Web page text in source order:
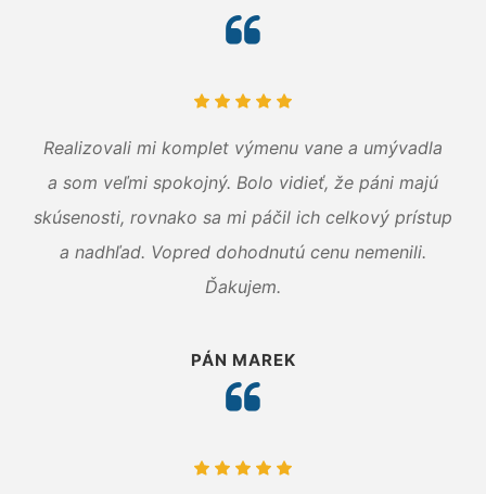
Realizovali mi komplet výmenu vane a umývadla
a som veľmi spokojný. Bolo vidieť, že páni majú
skúsenosti, rovnako sa mi páčil ich celkový prístup
a nadhľad. Vopred dohodnutú cenu nemenili.
Ďakujem.
PÁN MAREK